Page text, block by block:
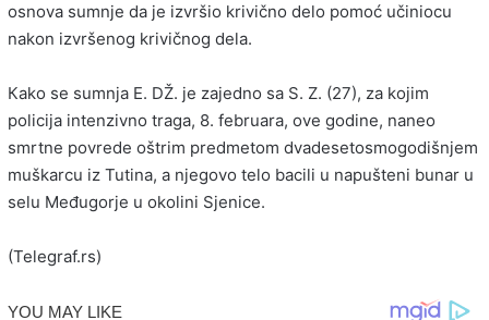
osnova sumnje da je izvršio krivično delo pomoć učiniocu
nakon izvršenog krivičnog dela.
Кako se sumnja E. DŽ. je zajedno sa S. Z. (27), za kojim
policija intenzivno traga, 8. februara, ove godine, naneo
smrtne povrede oštrim predmetom dvadesetosmogodišnjem
muškarcu iz Tutina, a njegovo telo bacili u napušteni bunar u
selu Međugorje u okolini Sjenice.
(Telegraf.rs)